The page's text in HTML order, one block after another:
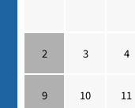
2 3 4
9 10 11